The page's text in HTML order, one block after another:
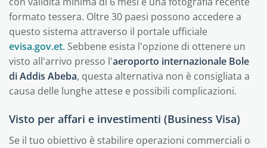
formato tessera. Oltre 30 paesi possono accedere a
questo sistema attraverso il portale ufficiale
evisa.gov.et. Sebbene esista l'opzione di ottenere un
visto all'arrivo presso l'aeroporto internazionale Bole
di Addis Abeba, questa alternativa non è consigliata a
causa delle lunghe attese e possibili complicazioni.
Visto per affari e investimenti (Business Visa)
Se il tuo obiettivo è stabilire operazioni commerciali o